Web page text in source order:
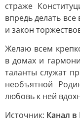
страже
впредь делать
и закон
Желаю всем
в домах и
таланты служат
необъятной
любовь к ней
Источник: Канал